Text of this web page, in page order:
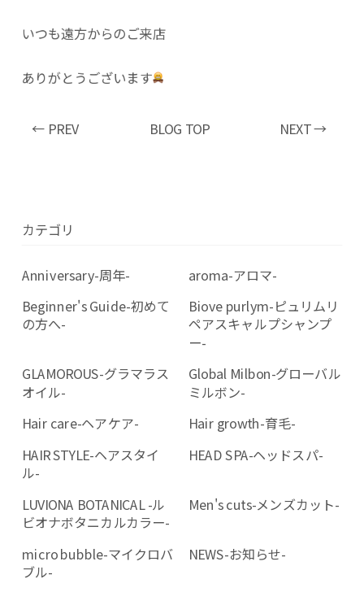
いつも遠方からのご来店
ありがとうございます
← PREV BLOG TOP NEXT →
カテゴリ
Anniversary-周年-
aroma-アロマ-
Beginner's Guide-初めて
の方へ-
Biove purlym-ピュリムリ
ペアスキャルプシャンプ
ー-
GLAMOROUS-グラマラス
オイル-
Global Milbon-グローバル
ミルボン-
Hair care-ヘアケア-
Hair growth-育毛-
HAIR STYLE-ヘアスタイ
ル-
HEAD SPA-ヘッドスパ-
LUVIONA BOTANICAL -ル
ビオナボタニカルカラー-
Men's cuts-メンズカット-
micro bubble-マイクロバ
ブル-
NEWS-お知らせ-